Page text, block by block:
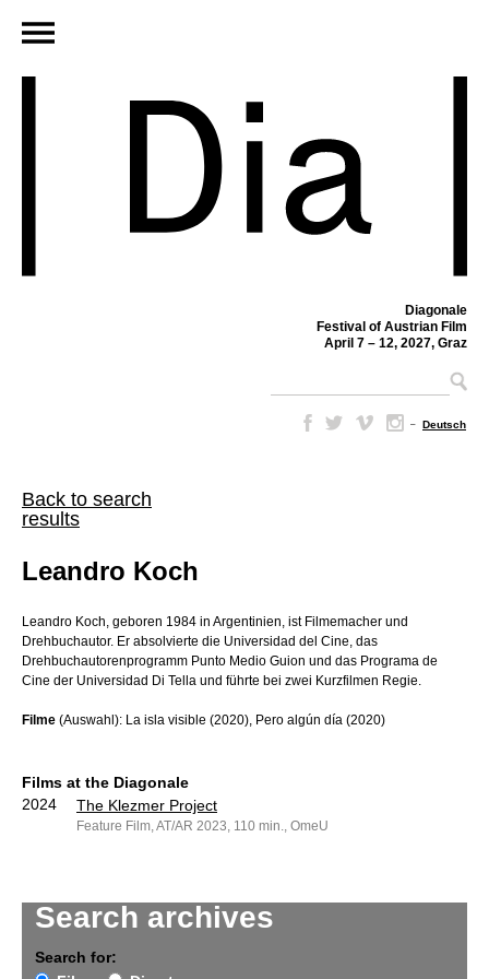
Diagonale
Festival of Austrian Film
April 7 – 12, 2027, Graz
– Deutsch
Back to search
results
Search archives
Search for:
Leandro Koch
Leandro Koch, geboren 1984 in Argentinien, ist Filmemacher und
Drehbuchautor. Er absolvierte die Universidad del Cine, das
Drehbuchautorenprogramm Punto Medio Guion und das Programa de
Cine der Universidad Di Tella und führte bei zwei Kurzfilmen Regie.
Filme (Auswahl): La isla visible (2020), Pero algún día (2020)
Films at the Diagonale
2024
The Klezmer Project
Feature Film, AT/AR 2023, 110 min., OmeU